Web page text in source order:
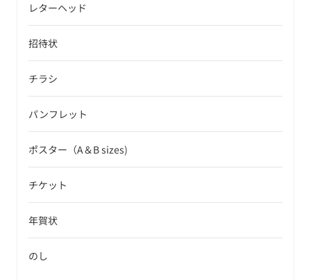
レターヘッド
招待状
チラシ
パンフレット
ポスター（A＆B sizes)
チケット
年賀状
のし